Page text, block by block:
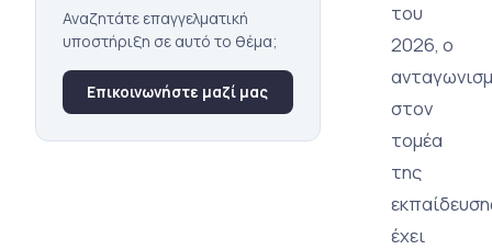
Αναζητάτε επαγγελματική
υποστήριξη σε αυτό το θέμα;
Επικοινωνήστε μαζί μας
του
2026, ο
στον
τομέα
της
έχει